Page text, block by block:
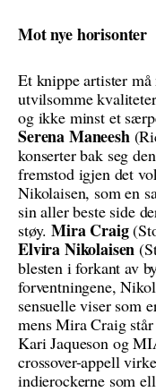
Mot nye horisonter
Et knippe artister
utvilsomme
og ikke minst et
Serena Maneesh
konserter bak seg
fremstod igjen det
Nikolaisen, som en
sin aller beste side
støy.Mira Craig
Elvira Nikolaisen
blesten i forkant av
forventningene,
sensuelle viser som
mens Mira Craig
Kari Jaqueson og
crossover-appell
indierockerne som